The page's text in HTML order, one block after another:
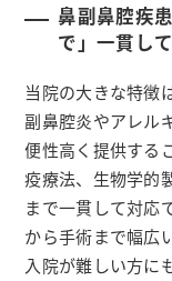
鼻副鼻腔疾
で」一貫し
当院の大きな特徴
副鼻腔炎やアレル
便性高く提供する
疫療法、生物学的
まで一貫して対応
から手術まで幅広
入院が難しい方に